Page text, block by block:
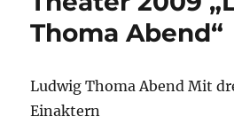
Thoma Abend“
Ludwig Thoma Abend Mit
Einaktern